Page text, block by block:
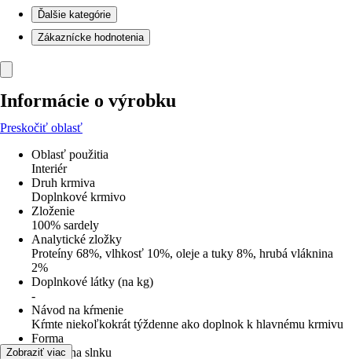
Ďalšie kategórie
Zákaznícke hodnotenia
Informácie o výrobku
Preskočiť oblasť
Oblasť použitia
Interiér
Druh krmiva
Doplnkové krmivo
Zloženie
100% sardely
Analytické zložky
Proteíny 68%, vlhkosť 10%, oleje a tuky 8%, hrubá vláknina
2%
Doplnkové látky (na kg)
-
Návod na kŕmenie
Kŕmte niekoľkokrát týždenne ako doplnok k hlavnému krmivu
Forma
Sušené na slnku
Zobraziť viac